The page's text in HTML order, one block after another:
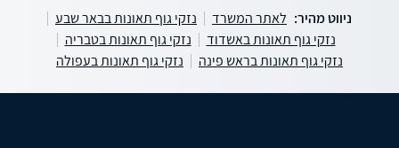
ניווט מהיר: לאתר המשרד
נזקי גוף תאונות בבאר שבע
נזקי גוף תאונות באשדוד
נזקי גוף תאונות בטבריה
נזקי גוף תאונות בראש פינה
נזקי גוף תאונות בעפולה